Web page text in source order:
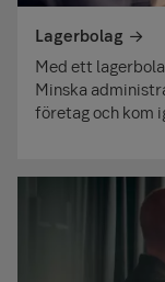
Lagerbolag
Med ett
Minska
företag och kom